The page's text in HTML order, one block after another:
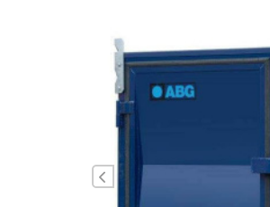
Edellinen